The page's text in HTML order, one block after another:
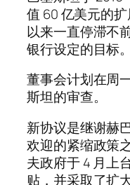
值 60 亿美元的
以来一直停滞不
银行设定的目标。
董事会计划在周
斯坦的审查。
新协议是继谢赫
欢迎的紧缩政策
夫政府于 4 月上
贴，并采取了扩